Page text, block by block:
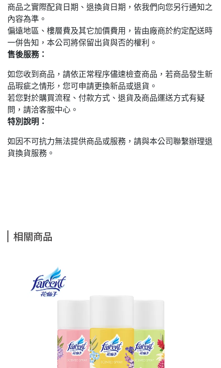
商品之實際配貨日期、退換貨日期，依我們向您另行通知之
內容為準。
偏遠地區、樓層費及其它加價費用，皆由廠商於約定配送時
一併告知，本公司將保留出貨與否的權利。
售後服務：
如您收到商品，請依正常程序儘速檢查商品，若商品發生新
品瑕疵之情形，您可申請更換新品或退貨。
若您對於購買流程、付款方式、退貨及商品運送方式有疑
問，請洽客服中心。
特別說明：
如因不可抗力無法提供商品或服務，請與本公司聯繫辦理退
貨換貨服務。
相關商品